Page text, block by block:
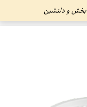
بخش و دلنشین